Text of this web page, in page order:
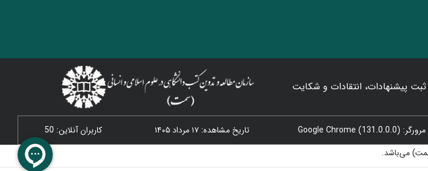
ثبت پیشنهادات، انتقادات و شکایت
مرورگر: Google Chrome (131.0.0.0) تاریخ مشاهده: ۱۷ مرداد ۱۴۰۵
کاربران آنلاین: 50
می‌باشد.